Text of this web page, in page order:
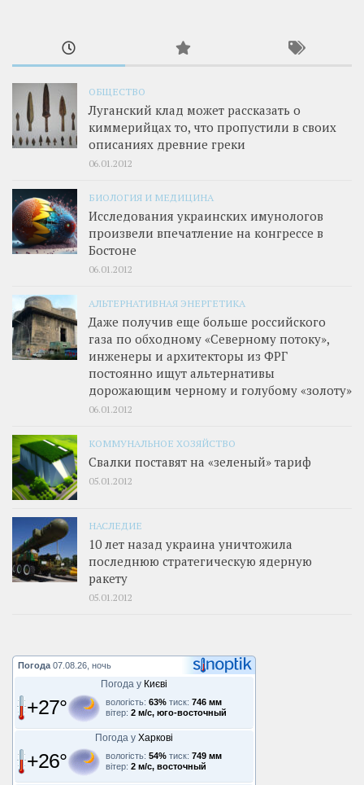
ОБЩЕСТВО
Луганский клад может рассказать о
киммерийцах то, что пропустили в своих
описаниях древние греки
06.01.2012
БИОЛОГИЯ И МЕДИЦИНА
Исследования украинских имунологов
произвели впечатление на конгрессе в
Бостоне
06.01.2012
АЛЬТЕРНАТИВНАЯ ЭНЕРГЕТИКА
Даже получив еще больше российского
газа по обходному «Северному потоку»,
инженеры и архитекторы из ФРГ
постоянно ищут альтернативы
дорожающим черному и голубому «золоту»
06.01.2012
КОММУНАЛЬНОЕ ХОЗЯЙСТВО
Свалки поставят на «зеленый» тариф
05.01.2012
НАСЛЕДИЕ
10 лет назад украина уничтожила
последнюю стратегическую ядерную
ракету
05.01.2012
Погода 07.08.26, ночь
Погода у Києві
+27° вологість: 63% тиск: 746 мм
вітер: 2 м/с, юго-восточный
Погода у Харкові
+26° вологість: 54% тиск: 749 мм
вітер: 2 м/с, восточный